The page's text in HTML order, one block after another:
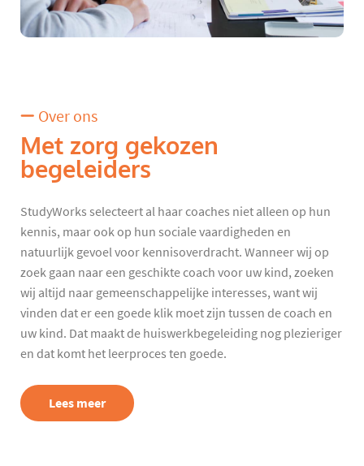
Over ons
Met zorg gekozen
begeleiders
StudyWorks selecteert al haar coaches niet alleen op hun
kennis, maar ook op hun sociale vaardigheden en
natuurlijk gevoel voor kennisoverdracht. Wanneer wij op
zoek gaan naar een geschikte coach voor uw kind, zoeken
wij altijd naar gemeenschappelijke interesses, want wij
vinden dat er een goede klik moet zijn tussen de coach en
uw kind. Dat maakt de huiswerkbegeleiding nog plezieriger
en dat komt het leerproces ten goede.
Lees meer